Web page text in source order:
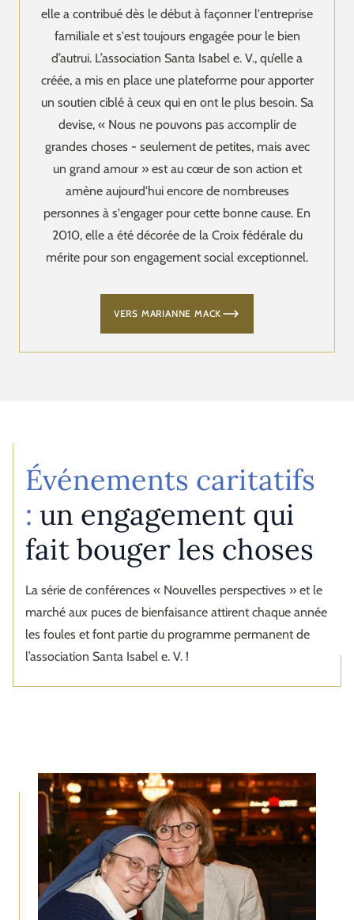
elle a contribué dès le début à façonner l'entreprise
familiale et s'est toujours engagée pour le bien
d’autrui. L’association Santa Isabel e. V., qu’elle a
créée, a mis en place une plateforme pour apporter
un soutien ciblé à ceux qui en ont le plus besoin. Sa
devise, « Nous ne pouvons pas accomplir de
grandes choses - seulement de petites, mais avec
un grand amour » est au cœur de son action et
amène aujourd'hui encore de nombreuses
personnes à s'engager pour cette bonne cause. En
2010, elle a été décorée de la Croix fédérale du
mérite pour son engagement social exceptionnel.
VERS MARIANNE MACK
Événements caritatifs
: un engagement qui
fait bouger les choses
La série de conférences « Nouvelles perspectives » et le
marché aux puces de bienfaisance attirent chaque année
les foules et font partie du programme permanent de
l’association Santa Isabel e. V. !